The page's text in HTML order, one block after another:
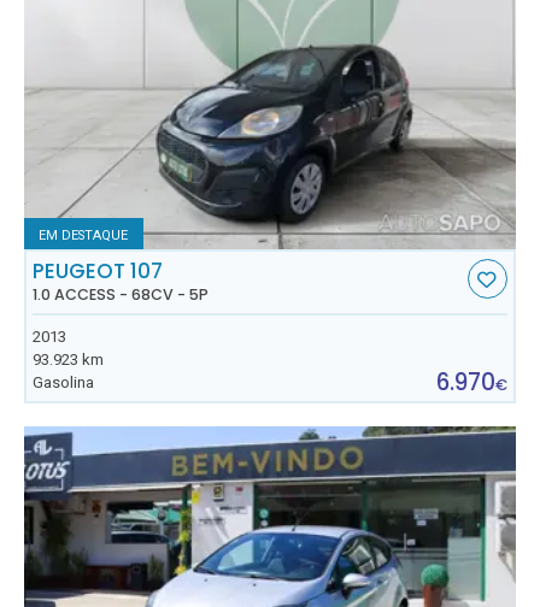
EM DESTAQUE
PEUGEOT 107
1.0 ACCESS - 68CV - 5P
2013
93.923 km
Gasolina
6.970€